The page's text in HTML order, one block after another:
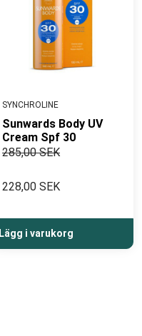
SYNCHROLINE
Sunwards Body UV
Cream Spf 30
285,00 SEK
228,00 SEK
Lägg i varukorg